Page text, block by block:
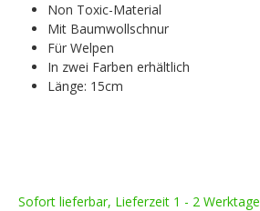
Non Toxic-Material
Mit Baumwollschnur
Für Welpen
In zwei Farben erhältlich
Länge: 15cm
Sofort lieferbar, Lieferzeit 1 - 2 Werktage